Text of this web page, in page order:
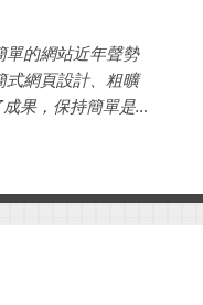
單的網站近年聲勢
式網頁設計、粗曠
果，保持簡單是網